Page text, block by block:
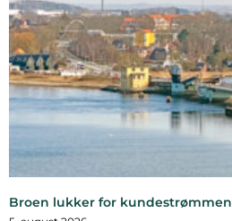
Broen lukker for kundestrømmen